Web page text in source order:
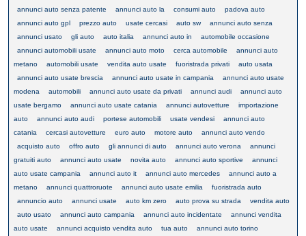
annunci auto senza patente
annunci auto la consumi auto
padova auto
annunci auto gpl
prezzo auto usate cercasi auto sw
annunci auto senza
annunci usato
gli auto auto italia annunci auto in
automobile occasione
annunci automobili usate
annunci auto moto cerca automobile
annunci auto
metano
automobili usate vendita auto usate fuoristrada privati
auto usata
annunci auto usate brescia
annunci auto usate in campania
annunci auto usate
modena
automobili annunci auto usate da privati annunci audi
annunci auto
usate bergamo
annunci auto usate catania annunci autovetture
importazione
auto
annunci auto audi portese automobili usate vendesi
annunci auto
catania
cercasi autovetture euro auto motore auto
annunci auto vendo
acquisto auto
offro auto gli annunci di auto annunci auto verona
annunci
gratuiti auto
annunci auto usate novita auto annunci auto sportive
annunci
auto usate campania
annunci auto it annunci auto mercedes
annunci auto a
metano
annunci quattroruote annunci auto usate emilia
fuoristrada auto
annuncio auto
annunci usate auto km zero auto prova su strada
vendita auto
auto usato
annunci auto campania annunci auto incidentate
annunci vendita
auto usate
annunci acquisto vendita auto tua auto
annunci auto torino